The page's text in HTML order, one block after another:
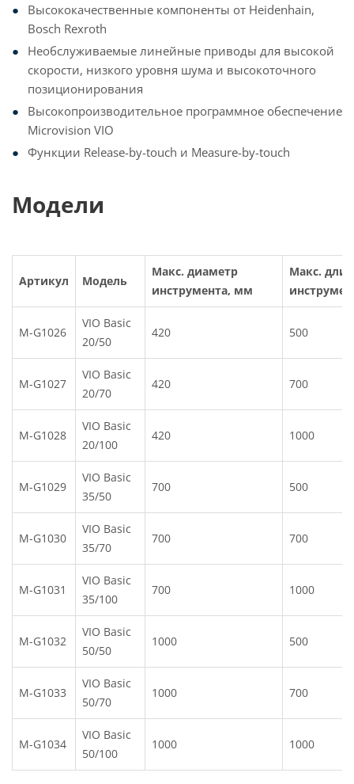
Высококачественные компоненты от Heidenhain,
Bosch Rexroth
Необслуживаемые линейные приводы для высокой
скорости, низкого уровня шума и высокоточного
позиционирования
Высокопроизводительное программное обеспечение
Microvision VIO
Функции Release-by-touch и Measure-by-touch
Модели
Артикул Модель
Макс. диаметр
инструмента, мм
Макс.
M-G1026
VIO Basic
20/50
420 500
M-G1027
VIO Basic
20/70
420 700
M-G1028
VIO Basic
20/100
420 1000
M-G1029
VIO Basic
35/50
700 500
M-G1030
VIO Basic
35/70
700 700
M-G1031
VIO Basic
35/100
700 1000
M-G1032
VIO Basic
50/50
1000 500
M-G1033
VIO Basic
50/70
1000 700
M-G1034
VIO Basic
50/100
1000 1000